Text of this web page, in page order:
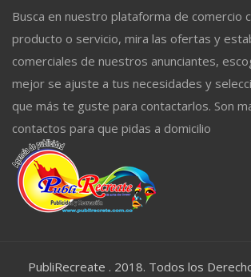
Busca en nuestro plataforma de comercio
producto o servicio, mira las ofertas y
comerciales de nuestros anunciantes,
mejor se ajuste a tus necesidades y
que más te guste para contactarlos. Son
contactos para que pidas a domicilio
PubliRecreate . 2018. Todos los